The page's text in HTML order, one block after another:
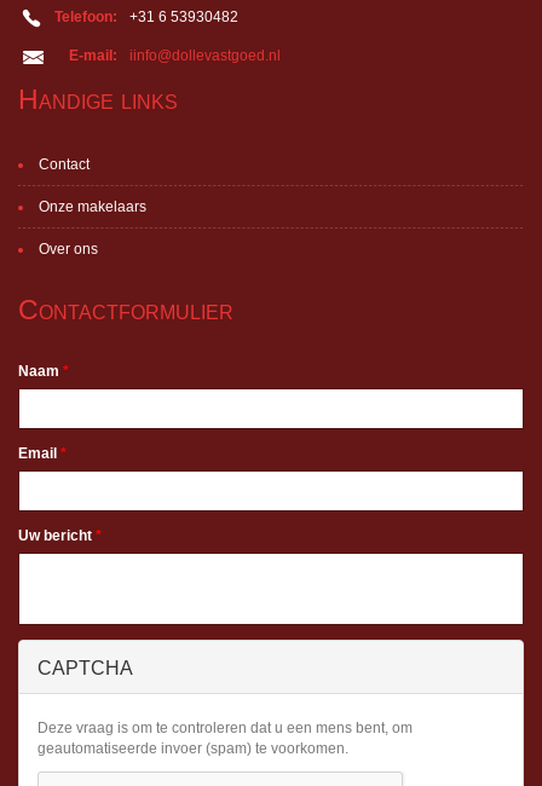
Telefoon: +31 6 53930482
E-mail: iinfo@dollevastgoed.nl
Handige links
Contact
Onze makelaars
Over ons
Contactformulier
Naam *
Email *
Uw bericht *
CAPTCHA
Deze vraag is om te controleren dat u een mens bent, om
geautomatiseerde invoer (spam) te voorkomen.